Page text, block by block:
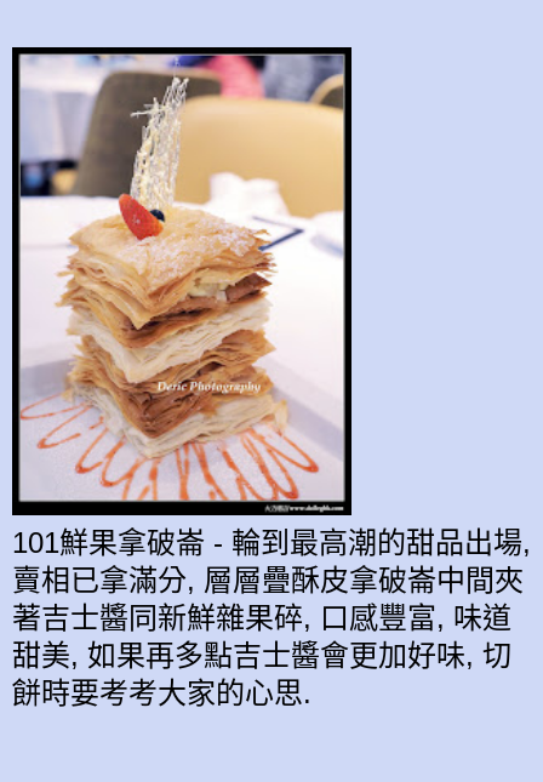
101鮮果拿破崙 - 輪到最高潮的甜品出場,
賣相已拿滿分, 層層疊酥皮拿破崙中間夾
著吉士醬同新鮮雜果碎, 口感豐富, 味道
甜美, 如果再多點吉士醬會更加好味, 切
餅時要考考大家的心思.